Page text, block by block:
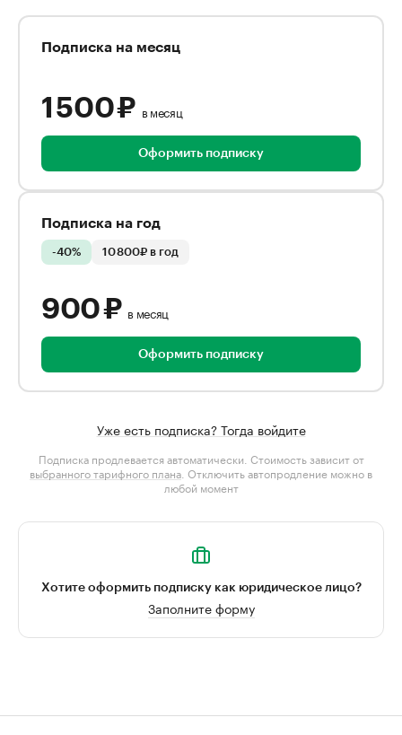
Подписка на месяц
1 500 ₽ в месяц
Оформить подписку
Подписка на год
-40% 10 800₽ в год
900 ₽ в месяц
Оформить подписку
Уже есть подписка? Тогда войдите
Подписка продлевается автоматически. Стоимость зависит от
выбранного тарифного плана . Отключить автопродление можно в
любой момент
Хотите оформить подписку как юридическое лицо?
Заполните форму